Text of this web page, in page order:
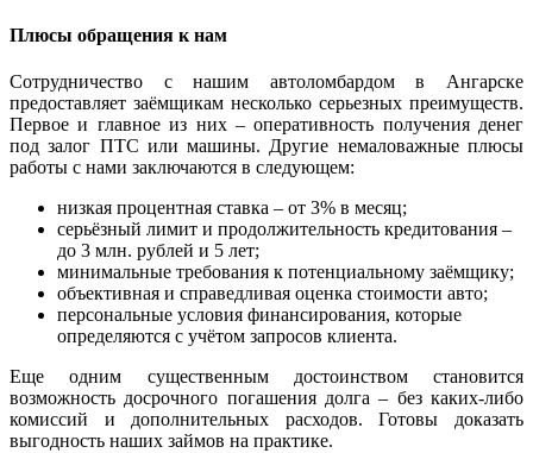
Плюсы обращения к нам
Сотрудничество с нашим автоломбардом в Ангарске
предоставляет заёмщикам несколько серьезных преимуществ.
Первое и главное из них – оперативность получения денег
под залог ПТС или машины. Другие немаловажные плюсы
работы с нами заключаются в следующем:
низкая процентная ставка – от 3% в месяц;
серьёзный лимит и продолжительность кредитования –
до 3 млн. рублей и 5 лет;
минимальные требования к потенциальному заёмщику;
объективная и справедливая оценка стоимости авто;
персональные условия финансирования, которые
определяются с учётом запросов клиента.
Еще одним существенным достоинством становится
возможность досрочного погашения долга – без каких-либо
комиссий и дополнительных расходов. Готовы доказать
выгодность наших займов на практике.